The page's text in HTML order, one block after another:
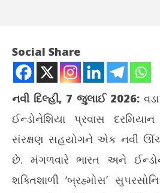
Social Share
નવી દિલ્હી, 7 જુલાઈ 2026:
ઈન્ડોનેશિયા પ્રવાસ
સંરક્ષણ સહયોગને એક નવી
છે. મંગળવારે ભારત અને
શક્તિશાળી ‘બ્રહ્મોસ’